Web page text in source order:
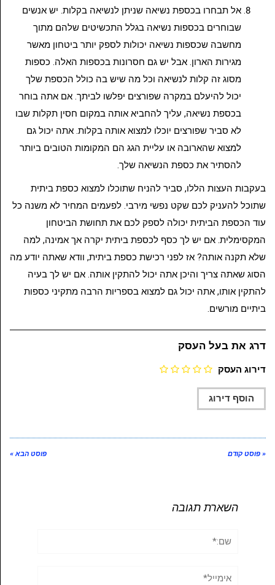
אל תבחרו בכספת נשיאה שניתן לנשיאה בקלות. יש אנשים
שבוחרים בכספות נשיאה בגלל התכשיטים שלהם מתוך
מחשבה שכספות נשיאה יכולות לספק יותר ביטחון מאשר
מגירות הארון. אבל יש גם חסרונות בכספות האלה. כספות
מסוג זה קלות לנשיאה וכל מה שיש בה כולל הכספת שלך
יכול להיעלם במקרה שפורצים יפלשו לביתך. אם אתה בוחר
בכספת נשיאה, עליך להחביא אותה במקום חסין תקלות שבו
לא סביר שפורצים יוכלו למצוא אותה בקלות. אתה יכול גם
למצוא שהארובה או עליית הגג הם המקומות הטובים ביותר
להסתיר את כספת הנשיאה שלך.
בעקבות העצות הללו, סביר להניח שתוכלו למצוא כספת ביתית
שתוכל להעניק לכם שקט נפשי מירבי. לפעמים המחיר לא משנה כל
עוד הכספת הביתית יכולה לספק לכם את תחושת הביטחון
המקסימלית. אם יש לך כסף לכספת ביתית יקרה אך אמינה, למה
שלא תקנה אותה? אז לפני רכישת כספת ביתית, וודא שאתה יודע מה
הסוג שאתה צריך והיכן אתה יכול להתקין אותה. אם יש לך בעיה
להתקין אותו, אתה יכול גם למצוא בספריות הרבה מתקיני כספות
ביתיים מורשים.
דרג את בעל העסק
דירוג העסק
« פוסט קודם פוסט הבא »
השארת תגובה